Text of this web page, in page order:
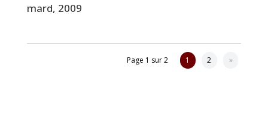
mard, 2009
Page 1 sur 2 1 2 »